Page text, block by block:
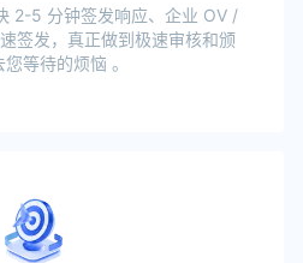
2-5 分钟签发响应、企业 OV /
签发，真正做到极速审核和颁
等待的烦恼 。